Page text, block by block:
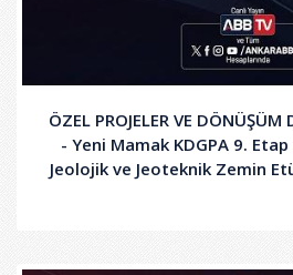
ÖZEL PROJELER VE DÖNÜŞÜM
- Yeni Mamak KDGPA 9.
Jeolojik ve Jeoteknik Zemin